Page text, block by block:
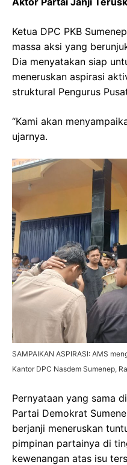
Ketua DPC PKB
massa aksi yang
Dia menyatakan siap
meneruskan aspirasi
struktural Pengurus
“Kami akan
ujarnya.
SAMPAIKAN ASPIRASI: AMS
Kantor DPC Nasdem Sumenep,
Pernyataan yang sama
Partai Demokrat
berjanji meneruskan
pimpinan partainya di
kewenangan atas isu